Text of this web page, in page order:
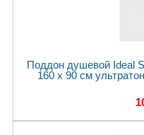
Поддон душевой Ideal
160 x 90 см